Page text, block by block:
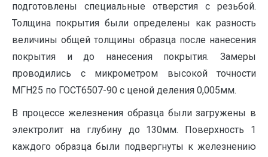
подготовлены специальные отверстия с резьбой.
Толщина покрытия были определены как разность
величины общей толщины образца после нанесения
покрытия и до нанесения покрытия. Замеры
проводились с микрометром высокой точности
МГН25 по ГОСТ6507-90 с ценой деления 0,005мм.
В процессе железнения образца были загружены в
электролит на глубину до 130мм. Поверхность 1
каждого образца были подвергнуты к железнению